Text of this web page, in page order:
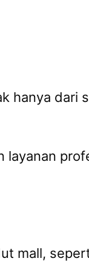
hanya dari
layanan
mall,